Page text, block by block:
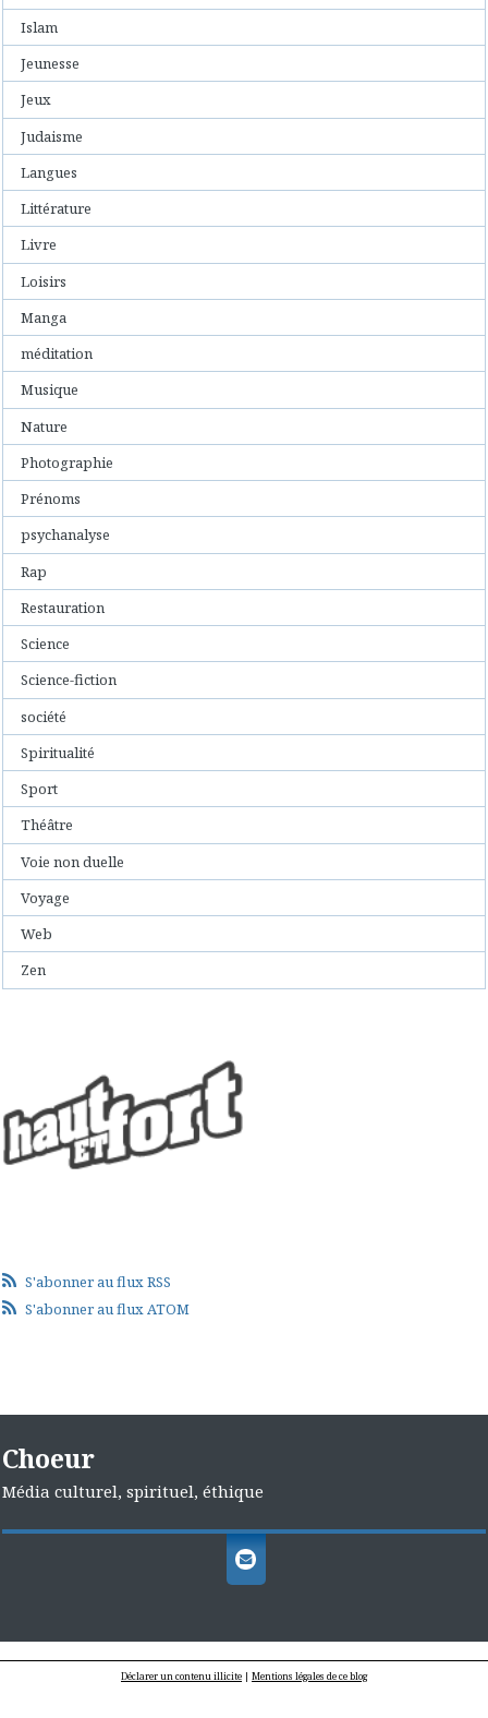
Islam
Jeunesse
Jeux
Judaisme
Langues
Littérature
Livre
Loisirs
Manga
méditation
Musique
Nature
Photographie
Prénoms
psychanalyse
Rap
Restauration
Science
Science-fiction
société
Spiritualité
Sport
Théâtre
Voie non duelle
Voyage
Web
Zen
S'abonner au flux RSS
S'abonner au flux ATOM
Choeur
Média culturel, spirituel, éthique
Déclarer un contenu illicite | Mentions légales de ce blog